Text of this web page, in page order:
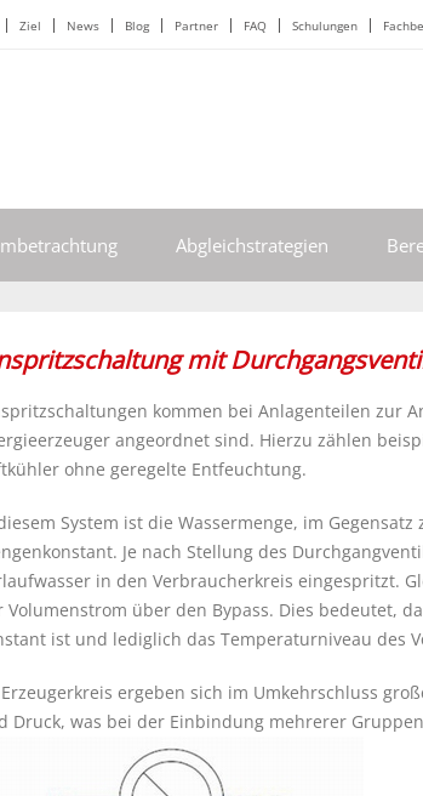
Ziel News Blog Partner FAQ Schulungen
Abgleichstrategien
mit
kommen bei Anlagenteilen zur
angeordnet sind. Hierzu zählen
ohne geregelte Entfeuchtung.
System ist die Wassermenge, im
Je nach Stellung des
in den Verbraucherkreis eingespritzt.
Volumenstrom über den Bypass. Dies bedeutet,
ist und lediglich das Temperaturniveau des
ergeben sich im Umkehrschluss
Druck, was bei der Einbindung mehrerer